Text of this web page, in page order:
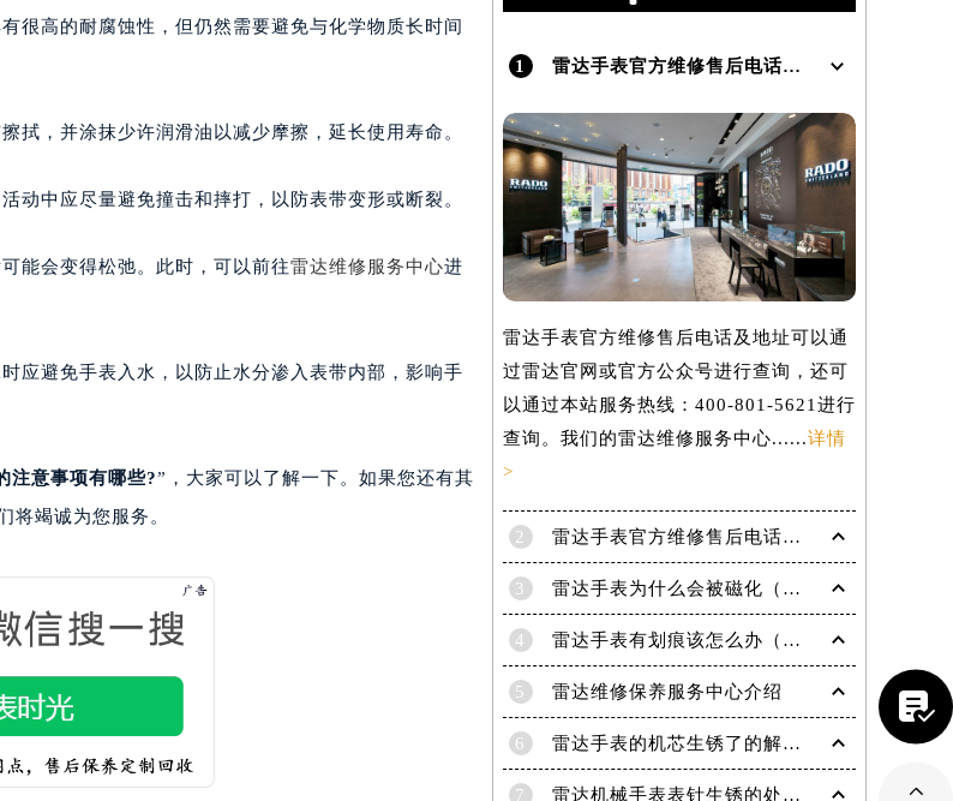
室（需提前预约）
1104室（需提前预约）
22层08室（需提前预约）
前预约）
室（需提前预约）
预约）
提前预约）
楼14D（需提前预约）
室（需提前预约）
楼10室（需提前预约）
室（需提前预约）
1002室（需提前预约）
室（需提前预约）
城写字楼（鄂尔多斯大厦）23层2326室（需提前预约）
楼20层01室（需提前预约）
很高的耐腐蚀性，但仍然需要避免与化学物质长时间
拭，并涂抹少许润滑油以减少摩擦，延长使用寿命。
动中应尽量避免撞击和摔打，以防表带变形或断裂。
能会变得松弛。此时，可以前往雷达维修服务中心进
应避免手表入水，以防止水分渗入表带内部，影响手
注意事项有哪些?”，大家可以了解一下。如果您还有其
将竭诚为您服务。
1 雷达手表官方维修售后电话及地址怎么查询？
雷达手表官方维修售后电话及地址可以通
过雷达官网或官方公众号进行查询，还可
以通过本站服务热线：400-801-5621进行
查询。我们的雷达维修服务中心......详情
>
2 雷达手表官方维修售后电话及地址怎么获取？
3 雷达手表为什么会被磁化（手表磁化会有哪些影响）
4 雷达手表有划痕该怎么办（手表划痕抛光）
5 雷达维修保养服务中心介绍
6 雷达手表的机芯生锈了的解决办法有哪些？
7 雷达机械手表表针生锈的处理方法
